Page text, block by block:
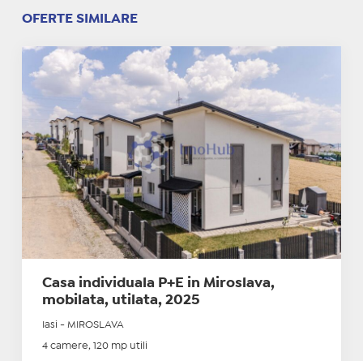
OFERTE SIMILARE
Casa individuala P+E in Miroslava,
mobilata, utilata, 2025
Iasi - MIROSLAVA
4 camere, 120 mp utili